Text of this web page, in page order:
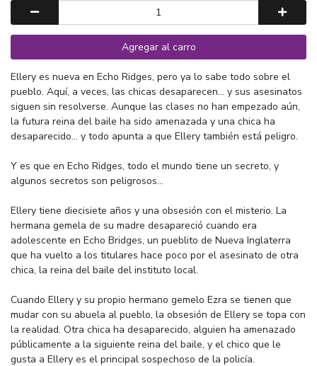
Agregar al carro
Ellery es nueva en Echo Ridges, pero ya lo sabe todo sobre el
pueblo. Aquí, a veces, las chicas desaparecen... y sus asesinatos
siguen sin resolverse. Aunque las clases no han empezado aún,
la futura reina del baile ha sido amenazada y una chica ha
desaparecido... y todo apunta a que Ellery también está peligro.
Y es que en Echo Ridges, todo el mundo tiene un secreto, y
algunos secretos son peligrosos...
Ellery tiene diecisiete años y una obsesión con el misterio. La
hermana gemela de su madre desapareció cuando era
adolescente en Echo Bridges, un pueblito de Nueva Inglaterra
que ha vuelto a los titulares hace poco por el asesinato de otra
chica, la reina del baile del instituto local.
Cuando Ellery y su propio hermano gemelo Ezra se tienen que
mudar con su abuela al pueblo, la obsesión de Ellery se topa con
la realidad. Otra chica ha desaparecido, alguien ha amenazado
públicamente a la siguiente reina del baile, y el chico que le
gusta a Ellery es el principal sospechoso de la policía.